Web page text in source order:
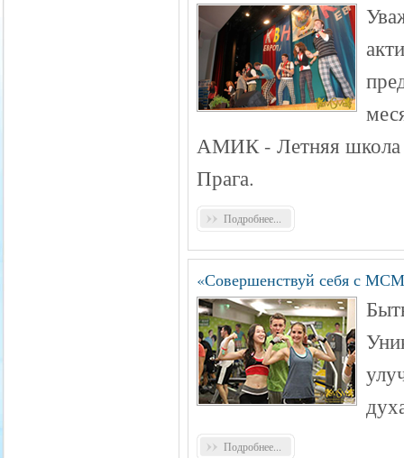
АМИК - Летняя школа
Прага.
Подробнее...
«Совершенствуй себя с
Подробнее...